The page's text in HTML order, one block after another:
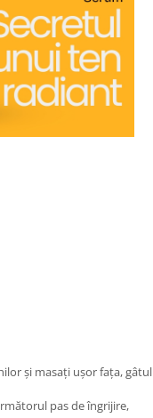
și masați ușor fața, gâtul
pas de îngrijire,